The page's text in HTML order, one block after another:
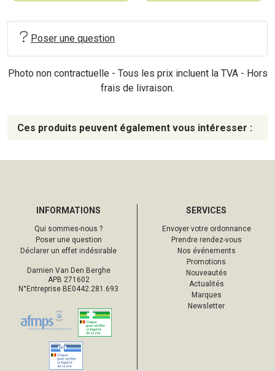
Poser une question
Photo non contractuelle - Tous les prix incluent la TVA - Hors
frais de livraison.
Ces produits peuvent également vous intéresser :
INFORMATIONS
Qui sommes-nous ?
Poser une question
Déclarer un effet indésirable
Damien Van Den Berghe
APB 271602
N°Entreprise BE0442.281.693
SERVICES
Envoyer votre ordonnance
Prendre rendez-vous
Nos événements
Promotions
Nouveautés
Actualités
Marques
Newsletter